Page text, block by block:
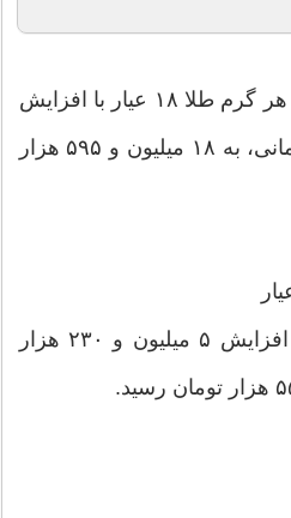
قیمت طلا افزایش یافت. هر گرم طلا ۱۸ عیار با افزایش
یک میلیون و ۲۰۷ هزار تومانی، به ۱۸ میلیون و ۵۹۵ هزار
هر مثقال طلا ۱۸ عیار با افزایش ۵ میلیون و ۲۳۰ هزار